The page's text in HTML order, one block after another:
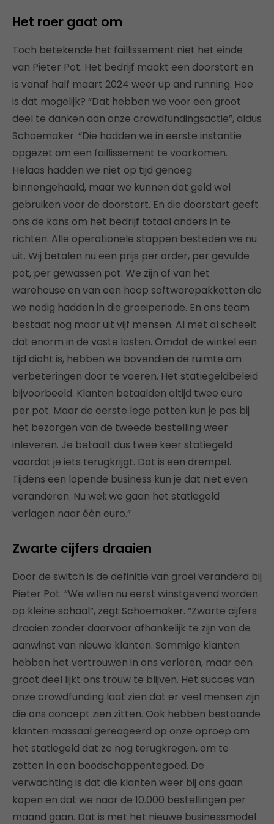
Het roer gaat om
Toch betekende het faillissement niet het einde
van Pieter Pot. Het bedrijf maakt een doorstart en
is vanaf half maart 2024 weer up and running. Hoe
is dat mogelijk? “Dat hebben we voor een groot
deel te danken aan onze crowdfundingsactie”, aldus
Schoemaker. “Die hadden we in eerste instantie
opgezet om een faillissement te voorkomen.
Helaas hadden we niet op tijd genoeg
binnengehaald, maar we kunnen dat geld wel
gebruiken voor de doorstart. En die doorstart geeft
ons de kans om het bedrijf totaal anders in te
richten. Alle operationele stappen besteden we nu
uit. Wij betalen nu een prijs per order, per gevulde
pot, per gewassen pot. We zijn af van het
warehouse en van een hoop softwarepakketten die
we nodig hadden in die groeiperiode. En ons team
bestaat nog maar uit vijf mensen. Al met al scheelt
dat enorm in de vaste lasten. Omdat de winkel een
tijd dicht is, hebben we bovendien de ruimte om
verbeteringen door te voeren. Het statiegeldbeleid
bijvoorbeeld. Klanten betaalden altijd twee euro
per pot. Maar de eerste lege potten kun je pas bij
het bezorgen van de tweede bestelling weer
inleveren. Je betaalt dus twee keer statiegeld
voordat je iets terugkrijgt. Dat is een drempel.
Tijdens een lopende business kun je dat niet even
veranderen. Nu wel: we gaan het statiegeld
verlagen naar één euro.”
Zwarte cijfers draaien
Door de switch is de definitie van groei veranderd bij
Pieter Pot. “We willen nu eerst winstgevend worden
op kleine schaal”, zegt Schoemaker. “Zwarte cijfers
draaien zonder daarvoor afhankelijk te zijn van de
aanwinst van nieuwe klanten. Sommige klanten
hebben het vertrouwen in ons verloren, maar een
groot deel lijkt ons trouw te blijven. Het succes van
onze crowdfunding laat zien dat er veel mensen zijn
die ons concept zien zitten. Ook hebben bestaande
klanten massaal gereageerd op onze oproep om
het statiegeld dat ze nog terugkregen, om te
zetten in een boodschappentegoed. De
verwachting is dat die klanten weer bij ons gaan
kopen en dat we naar de 10.000 bestellingen per
maand gaan. Dat is met het nieuwe businessmodel